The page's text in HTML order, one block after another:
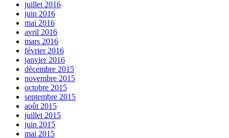
juillet 2016
juin 2016
mai 2016
avril 2016
mars 2016
février 2016
janvier 2016
décembre 2015
novembre 2015
octobre 2015
septembre 2015
août 2015
juillet 2015
juin 2015
mai 2015